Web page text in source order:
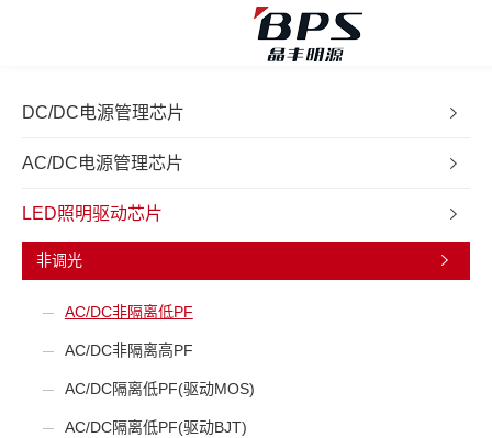
DC/DC电源管理芯片
AC/DC电源管理芯片
LED照明驱动芯片
非调光
AC/DC非隔离低PF
AC/DC非隔离高PF
AC/DC隔离低PF(驱动MOS)
AC/DC隔离低PF(驱动BJT)